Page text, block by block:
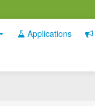
Applications